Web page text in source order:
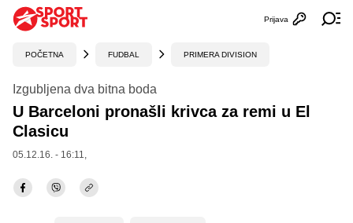
Otvori
Prijava
POČETNA FUDBAL PRIMERA DIVISION
Izgubljena dva bitna boda
U Barceloni pronašli krivca za remi u El
Clasicu
05.12.16. - 16:11,